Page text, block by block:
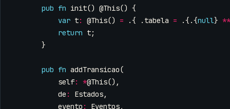
pub fn init() @This() {
var t: @This() = .{ . tabela = .{.{null} **
return t;
}
pub fn addTransicao(
self: *@This(),
de : Estados,
evento : Eventos,